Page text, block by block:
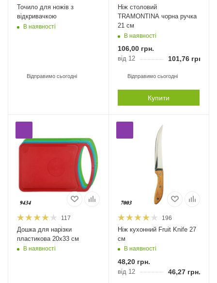
Точило для ножів з
відкривачкою
В наявності
Відправимо сьогодні
Ніж столовий
TRAMONTINA чорна ручка
21 см
В наявності
106,00грн.
від 12 101,76грн.
Відправимо сьогодні
Купити
117
Дошка для нарізки
пластикова 20х33 см
В наявності
196
Ніж кухонний Fruit Knife 27
см
В наявності
48,20грн.
від 12 46,27грн.